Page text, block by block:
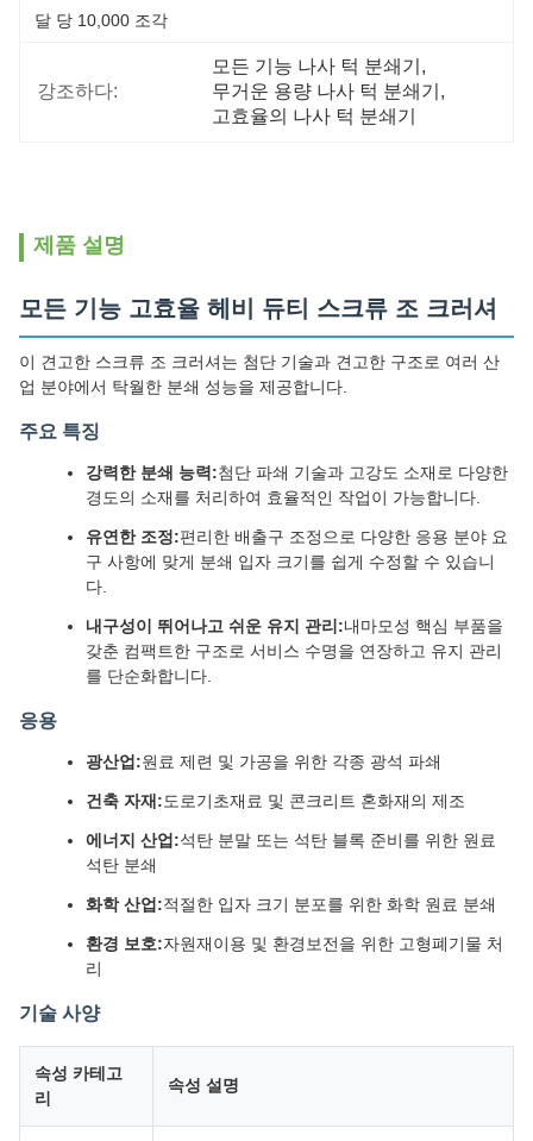
달 당 10,000 조각
강조하다:
모든 기능 나사 턱 분쇄기 ,
무거운 용량 나사 턱 분쇄기 ,
고효율의 나사 턱 분쇄기
제품 설명
모든 기능 고효율 헤비 듀티 스크류 조 크러셔
이 견고한 스크류 조 크러셔는 첨단 기술과 견고한 구조로 여러 산
업 분야에서 탁월한 분쇄 성능을 제공합니다.
주요 특징
강력한 분쇄 능력:첨단 파쇄 기술과 고강도 소재로 다양한
경도의 소재를 처리하여 효율적인 작업이 가능합니다.
유연한 조정:편리한 배출구 조정으로 다양한 응용 분야 요
구 사항에 맞게 분쇄 입자 크기를 쉽게 수정할 수 있습니
다.
내구성이 뛰어나고 쉬운 유지 관리:내마모성 핵심 부품을
갖춘 컴팩트한 구조로 서비스 수명을 연장하고 유지 관리
를 단순화합니다.
응용
광산업:원료 제련 및 가공을 위한 각종 광석 파쇄
건축 자재:도로기초재료 및 콘크리트 혼화재의 제조
에너지 산업:석탄 분말 또는 석탄 블록 준비를 위한 원료
석탄 분쇄
화학 산업:적절한 입자 크기 분포를 위한 화학 원료 분쇄
환경 보호:자원재이용 및 환경보전을 위한 고형폐기물 처
리
기술 사양
속성 카테고
리
속성 설명